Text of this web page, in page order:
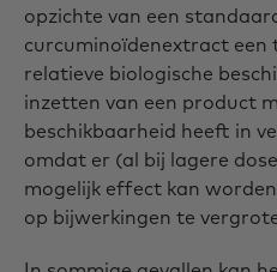
opzichte van een
curcuminoïdenextract een
relatieve biologische
inzetten van een product
beschikbaarheid heeft in
omdat er (al bij lagere
mogelijk effect kan
op bijwerkingen te